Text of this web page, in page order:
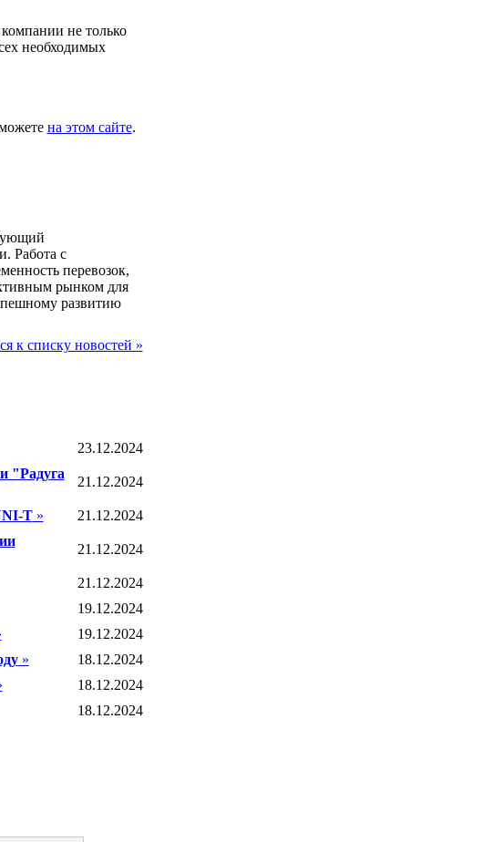
не только
необходимых
на этом сайте.
Работа с
перевозок,
рынком для
развитию
к списку новостей »
23.12.2024
"Радуга
21.12.2024
T»
21.12.2024
21.12.2024
21.12.2024
19.12.2024
19.12.2024
»
18.12.2024
18.12.2024
18.12.2024